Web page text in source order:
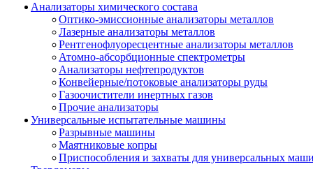
Анализаторы химического состава
Оптико-эмиссионные анализаторы металлов
Лазерные анализаторы металлов
Рентгенофлуоресцентные анализаторы металлов
Атомно-абсорбционные спектрометры
Анализаторы нефтепродуктов
Конвейерные/потоковые анализаторы руды
Газоочистители инертных газов
Прочие анализаторы
Универсальные испытательные машины
Разрывные машины
Маятниковые копры
Приспособления и захваты для универсальных